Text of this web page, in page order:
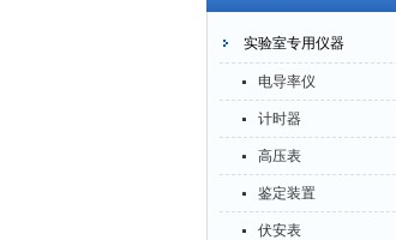
实验室专用仪器
电导率仪
计时器
高压表
鉴定装置
伏安表